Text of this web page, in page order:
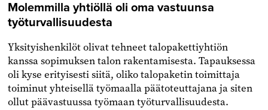
Molemmilla yhtiöllä oli oma vastuunsa
työturvallisuudesta
Yksityishenkilöt olivat tehneet talopakettiyhtiön
kanssa sopimuksen talon rakentamisesta. Tapauksessa
oli kyse erityisesti siitä, oliko talopaketin toimittaja
toiminut yhteisellä työmaalla päätoteuttajana ja siten
ollut päävastuussa työmaan työturvallisuudesta.